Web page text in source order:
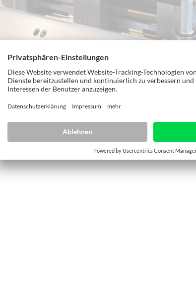
Hohe Bearbeitungstiefe für größtmögliche Flexibilität.